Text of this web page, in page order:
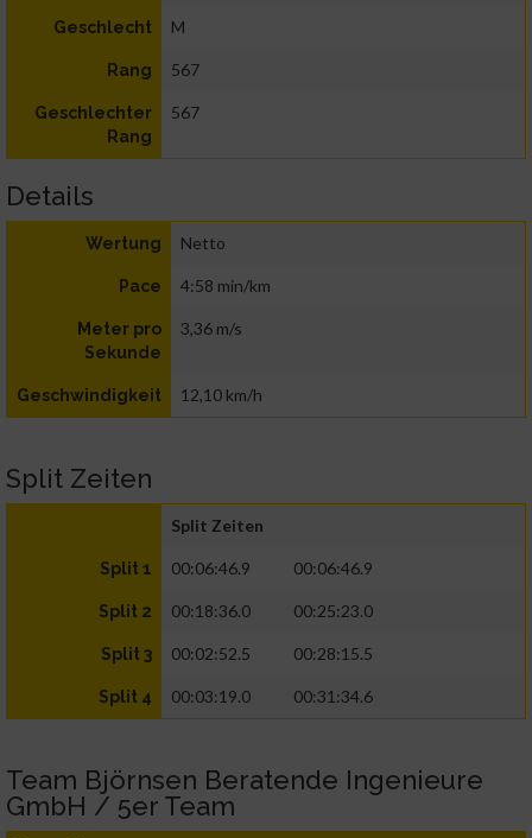
Geschlecht M
Rang 567
Geschlechter
Rang
567
Details
Wertung Netto
Pace 4:58 min/km
Meter pro
Sekunde
3,36 m/s
Geschwindigkeit 12,10 km/h
Split Zeiten
Split Zeiten
Split 1 00:06:46.9 00:06:46.9
Split 2 00:18:36.0 00:25:23.0
Split 3 00:02:52.5 00:28:15.5
Split 4 00:03:19.0 00:31:34.6
Team Björnsen Beratende Ingenieure
GmbH / 5er Team